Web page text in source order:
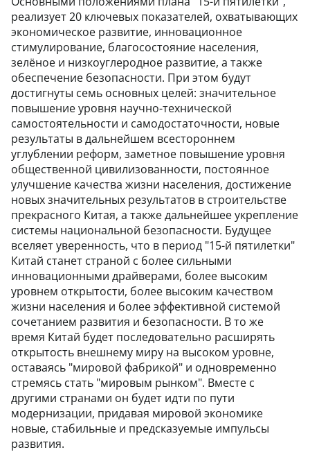
реализует 20 ключевых показателей, охватывающих
экономическое развитие, инновационное
стимулирование, благосостояние населения,
зелёное и низкоуглеродное развитие, а также
обеспечение безопасности. При этом будут
достигнуты семь основных целей: значительное
повышение уровня научно-технической
самостоятельности и самодостаточности, новые
результаты в дальнейшем всестороннем
углублении реформ, заметное повышение уровня
общественной цивилизованности, постоянное
улучшение качества жизни населения, достижение
новых значительных результатов в строительстве
прекрасного Китая, а также дальнейшее укрепление
системы национальной безопасности. Будущее
вселяет уверенность, что в период "15-й пятилетки"
Китай станет страной с более сильными
инновационными драйверами, более высоким
уровнем открытости, более высоким качеством
жизни населения и более эффективной системой
сочетанием развития и безопасности. В то же
время Китай будет последовательно расширять
открытость внешнему миру на высоком уровне,
оставаясь "мировой фабрикой" и одновременно
стремясь стать "мировым рынком". Вместе с
другими странами он будет идти по пути
модернизации, придавая мировой экономике
новые, стабильные и предсказуемые импульсы
развития.